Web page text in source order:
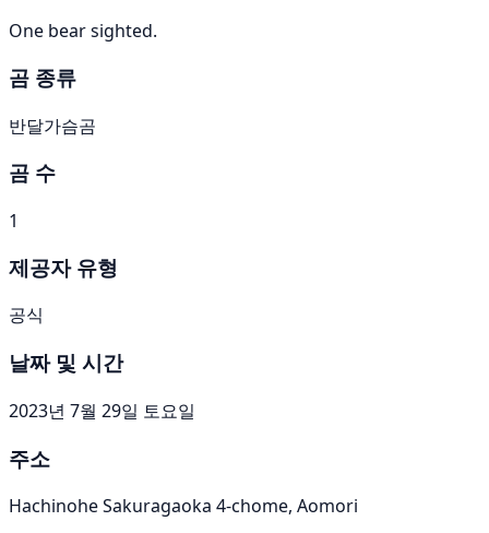
One bear sighted.
곰 종류
반달가슴곰
곰 수
1
제공자 유형
공식
날짜 및 시간
2023년 7월 29일 토요일
주소
Hachinohe Sakuragaoka 4-chome, Aomori